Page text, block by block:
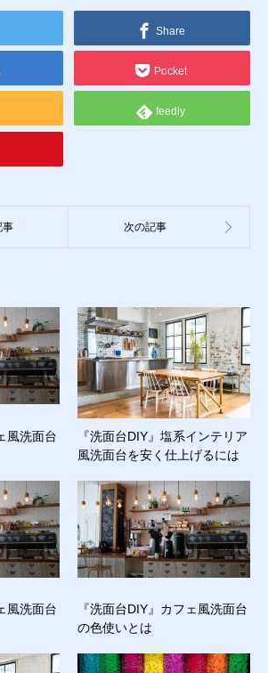
Share
Pocket
feedly
風洗面台
『洗面台DIY』塩系インテリア
風洗面台を安く仕上げるには
風洗面台
『洗面台DIY』カフェ風洗面台
の色使いとは